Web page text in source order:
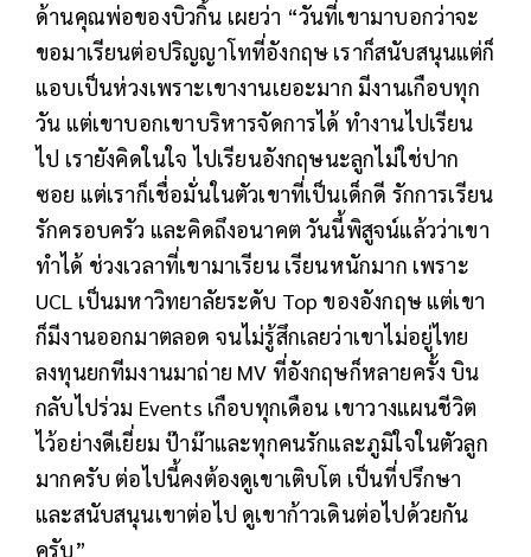
ด้านคุณพ่อของบิวกิ้น เผยว่า “วันที่เขามาบอกว่าจะ
ขอมาเรียนต่อปริญญาโทที่อังกฤษ เราก็สนับสนุนแต่ก็
แอบเป็นห่วงเพราะเขางานเยอะมาก มีงานเกือบทุก
วัน แต่เขาบอกเขาบริหารจัดการได้ ทำงานไปเรียน
ไป เรายังคิดในใจ ไปเรียนอังกฤษนะลูกไม่ใช่ปาก
ซอย แต่เราก็เชื่อมั่นในตัวเขาที่เป็นเด็กดี รักการเรียน
รักครอบครัว และคิดถึงอนาคต วันนี้พิสูจน์แล้วว่าเขา
ทำได้ ช่วงเวลาที่เขามาเรียน เรียนหนักมาก เพราะ
UCL เป็นมหาวิทยาลัยระดับ Top ของอังกฤษ แต่เขา
ก็มีงานออกมาตลอด จนไม่รู้สึกเลยว่าเขาไม่อยู่ไทย
ลงทุนยกทีมงานมาถ่าย MV ที่อังกฤษก็หลายครั้ง บิน
กลับไปร่วม Events เกือบทุกเดือน เขาวางแผนชีวิต
ไว้อย่างดีเยี่ยม ป๊าม๊าและทุกคนรักและภูมิใจในตัวลูก
มากครับ ต่อไปนี้คงต้องดูเขาเติบโต เป็นที่ปรึกษา
และสนับสนุนเขาต่อไป ดูเขาก้าวเดินต่อไปด้วยกัน
ครับ”